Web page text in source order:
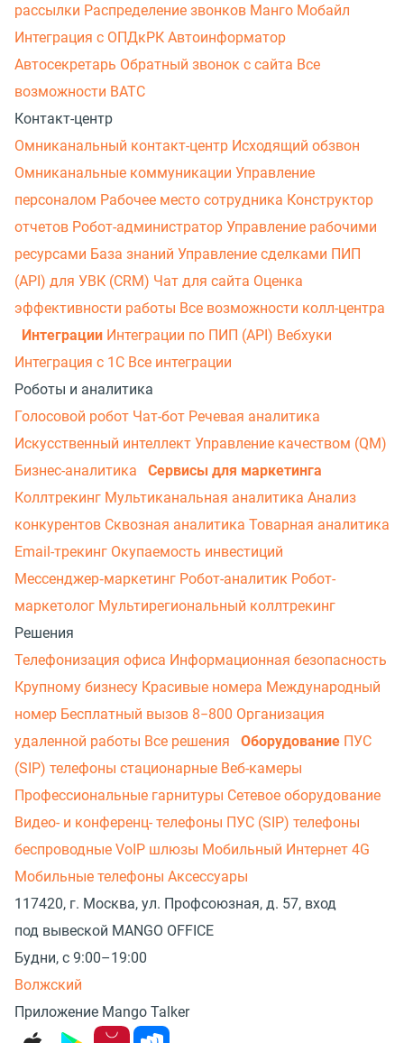
рассылки Распределение звонков Манго Мобайл
Интеграция с ОПДкРК Автоинформатор
Автосекретарь Обратный звонок с сайта Все
возможности ВАТС
Контакт-центр
Омниканальный контакт-центр Исходящий обзвон
Омниканальные коммуникации Управление
персоналом Рабочее место сотрудника Конструктор
отчетов Робот-администратор Управление рабочими
ресурсами База знаний Управление сделками ПИП
(API) для УВК (CRM) Чат для сайта Оценка
эффективности работы Все возможности колл-центра
Интеграции Интеграции по ПИП (API) Вебхуки
Интеграция с 1С Все интеграции
Роботы и аналитика
Голосовой робот Чат-бот Речевая аналитика
Искусственный интеллект Управление качеством (QM)
Бизнес-аналитика
Сервисы для маркетинга
Коллтрекинг Мультиканальная аналитика Анализ
конкурентов Сквозная аналитика Товарная аналитика
Email-трекинг Окупаемость инвестиций
Мессенджер‑маркетинг Робот-аналитик Робот-
маркетолог Мультирегиональный коллтрекинг
Решения
Телефонизация офиса Информационная безопасность
Крупному бизнесу Красивые номера Международный
номер Бесплатный вызов 8−800 Организация
удаленной работы Все решения Оборудование ПУС
(SIP) телефоны стационарные Веб-камеры
Профессиональные гарнитуры Сетевое оборудование
Видео- и конференц- телефоны ПУС (SIP) телефоны
беспроводные VoIP шлюзы Мобильный Интернет 4G
Мобильные телефоны Аксессуары
117420, г. Москва, ул. Профсоюзная, д. 57, вход
под вывеской MANGO OFFICE
Будни, с 9:00–19:00
Волжский
Приложение Mango Talker